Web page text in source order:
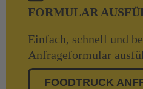
FORMULAR
Einfach, schnell und
Anfrageformular
FOODTRUCK